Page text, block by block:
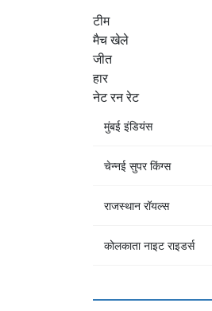
टीम
मैच खेले
जीत
हार
नेट रन रेट
मुंबई इंडियंस
चेन्नई सुपर किंग्स
राजस्थान रॉयल्स
कोलकाता नाइट राइडर्स